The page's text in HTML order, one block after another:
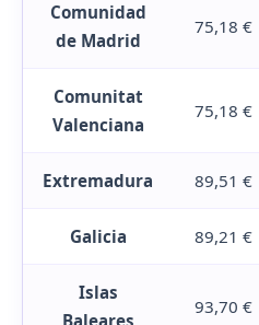
Comunidad
de Madrid
75,18 €
Comunitat
Valenciana
75,18 €
Extremadura 89,51 €
Galicia 89,21 €
Islas
Baleares
93,70 €